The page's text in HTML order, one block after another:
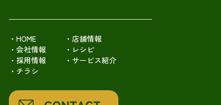
・HOME
・店舗情報
・会社情報
・レシピ
・採用情報
・サービス紹介
・チラシ